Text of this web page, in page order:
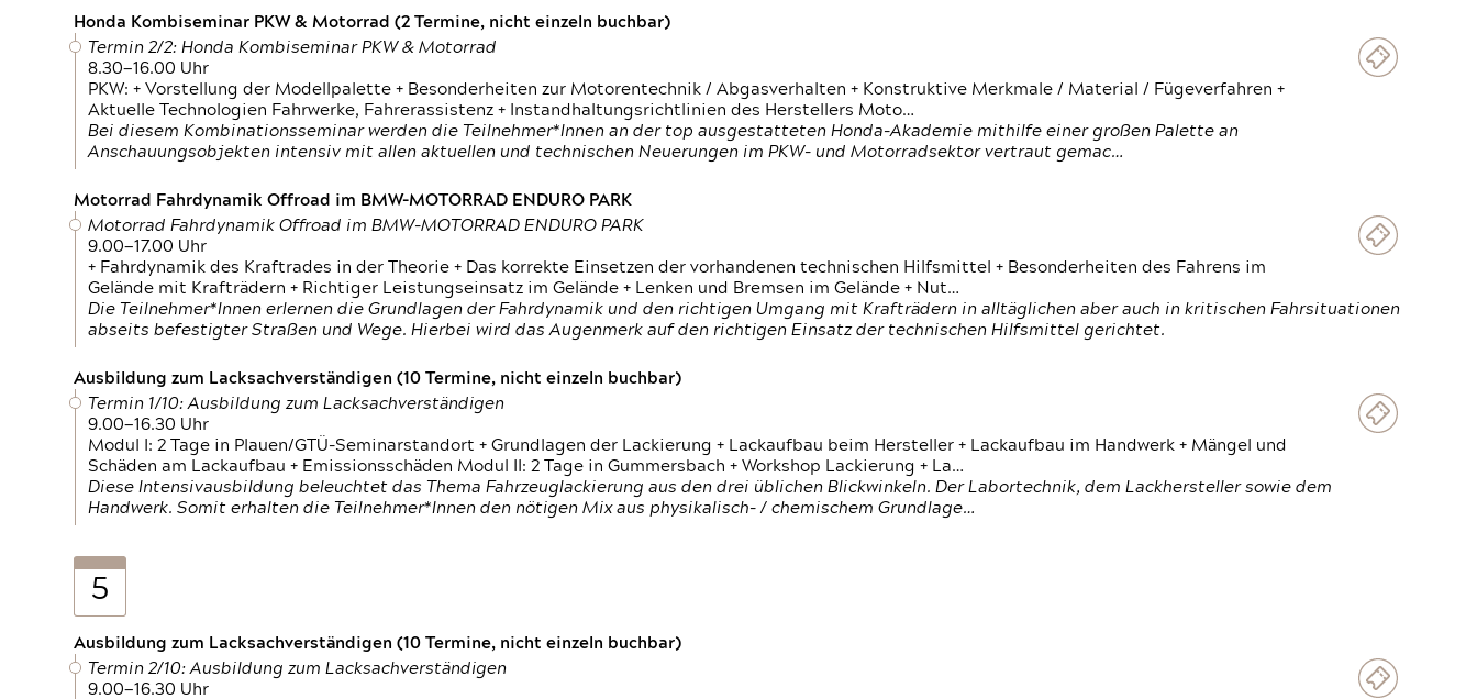
Honda Kombiseminar PKW & Motorrad (2 Termine, nicht einzeln buchbar)
Termin 2/2: Honda Kombiseminar PKW & Motorrad
8.30—16.00 Uhr
PKW: + Vorstellung der Modellpalette + Besonderheiten zur Motorentechnik / Abgasverhalten + Konstruktive Merkmale / Material / Fügeverfahren +
Aktuelle Technologien Fahrwerke, Fahrerassistenz + Instandhaltungsrichtlinien des Herstellers Moto…
Bei diesem Kombinationsseminar werden die Teilnehmer*Innen an der top ausgestatteten Honda-Akademie mithilfe einer großen Palette an
Anschauungsobjekten intensiv mit allen aktuellen und technischen Neuerungen im PKW- und Motorradsektor vertraut gemac…
Motorrad Fahrdynamik Offroad im BMW-MOTORRAD ENDURO PARK
Motorrad Fahrdynamik Offroad im BMW-MOTORRAD ENDURO PARK
9.00—17.00 Uhr
+ Fahrdynamik des Kraftrades in der Theorie + Das korrekte Einsetzen der vorhandenen technischen Hilfsmittel + Besonderheiten des Fahrens im
Gelände mit Krafträdern + Richtiger Leistungseinsatz im Gelände + Lenken und Bremsen im Gelände + Nut…
Die Teilnehmer*Innen erlernen die Grundlagen der Fahrdynamik und den richtigen Umgang mit Krafträdern in alltäglichen aber auch in kritischen Fahrsituationen
abseits befestigter Straßen und Wege. Hierbei wird das Augenmerk auf den richtigen Einsatz der technischen Hilfsmittel gerichtet.
Ausbildung zum Lacksachverständigen (10 Termine, nicht einzeln buchbar)
Termin 1/10: Ausbildung zum Lacksachverständigen
9.00—16.30 Uhr
Modul I: 2 Tage in Plauen/GTÜ-Seminarstandort + Grundlagen der Lackierung + Lackaufbau beim Hersteller + Lackaufbau im Handwerk + Mängel und
Schäden am Lackaufbau + Emissionsschäden Modul II: 2 Tage in Gummersbach + Workshop Lackierung + La…
Diese Intensivausbildung beleuchtet das Thema Fahrzeuglackierung aus den drei üblichen Blickwinkeln. Der Labortechnik, dem Lackhersteller sowie dem
Handwerk. Somit erhalten die Teilnehmer*Innen den nötigen Mix aus physikalisch- / chemischem Grundlage…
5
Ausbildung zum Lacksachverständigen (10 Termine, nicht einzeln buchbar)
Termin 2/10: Ausbildung zum Lacksachverständigen
9.00—16.30 Uhr